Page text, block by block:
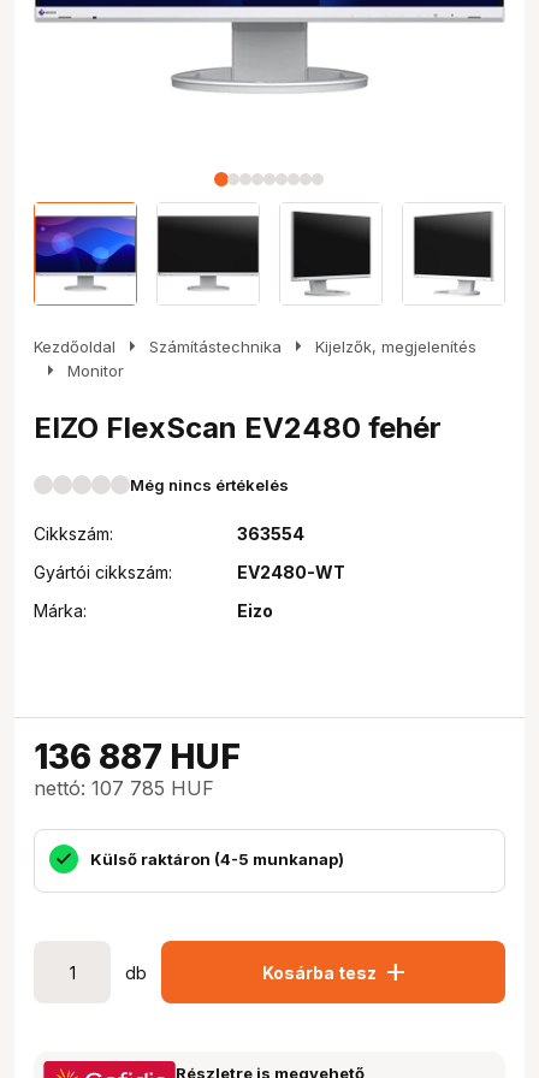
Kezdőoldal arrow_right Számítástechnika arrow_right Kijelzők, megjelenítés
arrow_right Monitor
EIZO FlexScan EV2480 fehér
Még nincs értékelés
Cikkszám:
363554
Gyártói cikkszám:
EV2480-WT
Márka:
Eizo
136 887 HUF
nettó: 107 785 HUF
Külső raktáron (4-5 munkanap)
db Kosárba tesz add
Részletre is megvehető